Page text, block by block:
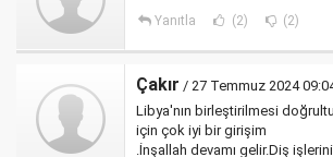
Yanıtla (2) (2)
Çakır / 27 Temmuz 2024
Libya'nın birleştirilmesi
için çok iyi bir girişim
.İnşallah devamı gelir.Diş